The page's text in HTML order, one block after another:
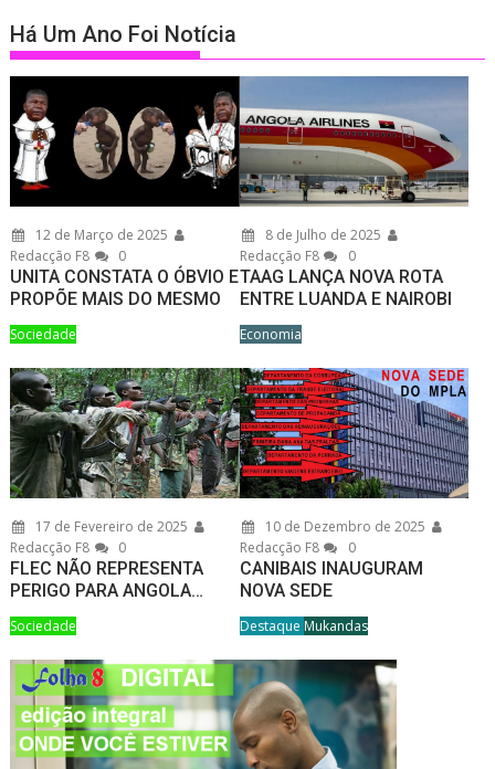
Há Um Ano Foi Notícia
12 de Março de 2025
Redacção F8
0
UNITA CONSTATA O ÓBVIO E
PROPÕE MAIS DO MESMO
Sociedade
8 de Julho de 2025
Redacção F8
0
TAAG LANÇA NOVA ROTA
ENTRE LUANDA E NAIROBI
Economia
17 de Fevereiro de 2025
Redacção F8
0
FLEC NÃO REPRESENTA
PERIGO PARA ANGOLA…
Sociedade
10 de Dezembro de 2025
Redacção F8
0
CANIBAIS INAUGURAM
NOVA SEDE
Destaque Mukandas